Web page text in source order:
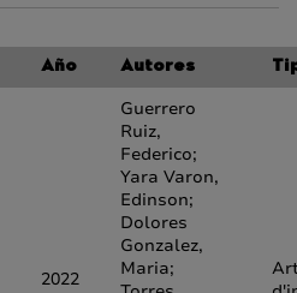
Año Autores
2022
Guerrero
Ruiz,
Federico;
Yara Varon,
Edinson;
Dolores
Gonzalez,
Maria;